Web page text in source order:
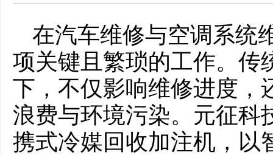
在汽车维修与空调系统
项关键且繁琐的工作。传
下，不仅影响维修进度，
浪费与环境污染。元征科
携式冷媒回收加注机，以